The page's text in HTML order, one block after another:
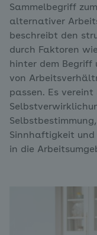
Sammelbegriff
alternativer
beschreibt den
durch Faktoren
hinter dem Begriff
von
passen. Es vereint
Sinnhaftigkeit und
in die